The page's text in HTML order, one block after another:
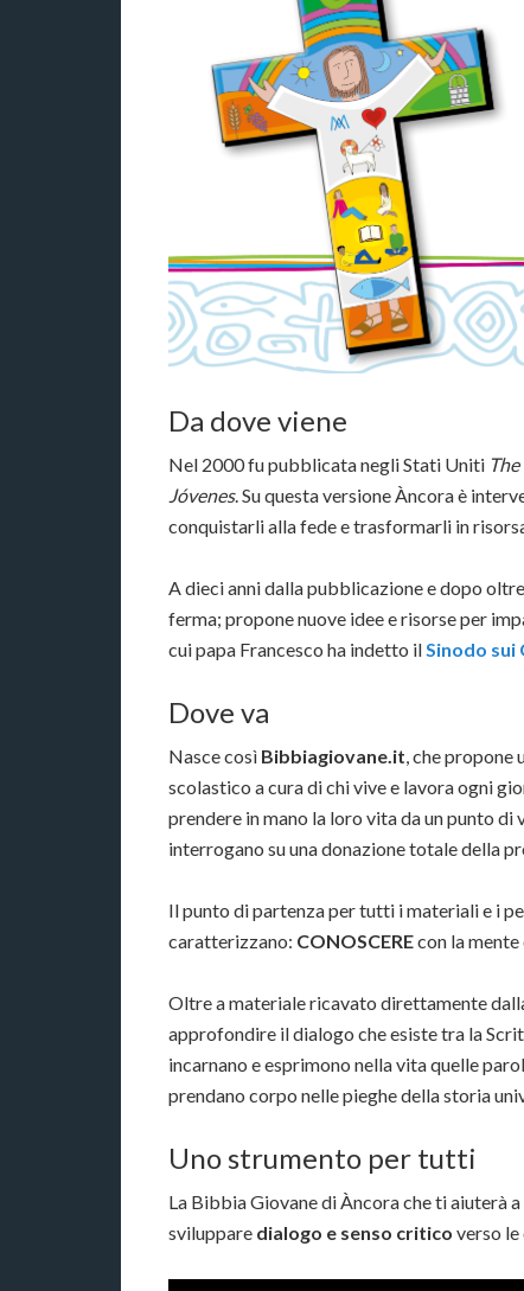
Da dove viene
Nel 2000 fu pubblicata negli Stati Uniti
Jóvenes. Su questa versione Àncora è
conquistarli alla fede e trasformarli in
A dieci anni dalla pubblicazione e dopo
ferma; propone nuove idee e risorse per
cui papa Francesco ha indetto ilSinodo sui
Dove va
Nasce così Bibbiagiovane.it, che propone
scolastico a cura di chi vive e lavora ogni
prendere in mano la loro vita da un punto
interrogano su una donazione totale della
Il punto di partenza per tutti i materiali e i
caratterizzano: CONOSCEREcon la
Oltre a materiale ricavato direttamente
approfondire il dialogo che esiste tra la
incarnano e esprimono nella vita quelle
prendano corpo nelle pieghe della storia
Uno strumento per tutti
La Bibbia Giovane di Àncora che ti aiuterà a
sviluppare dialogo e senso critico verso